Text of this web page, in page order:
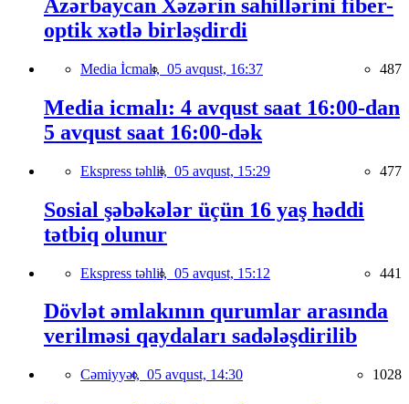
Azərbaycan Xəzərin sahillərini fiber-
optik xətlə birləşdirdi
Media İcmalı, 05 avqust, 16:37 487
Media icmalı: 4 avqust saat 16:00-dan
5 avqust saat 16:00-dək
Ekspress təhlil, 05 avqust, 15:29 477
Sosial şəbəkələr üçün 16 yaş həddi
tətbiq olunur
Ekspress təhlil, 05 avqust, 15:12 441
Dövlət əmlakının qurumlar arasında
verilməsi qaydaları sadələşdirilib
Cəmiyyət, 05 avqust, 14:30 1028